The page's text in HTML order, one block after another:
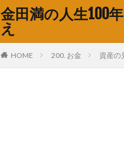
金田満の人生100
え
HOME 200. お金 資産の